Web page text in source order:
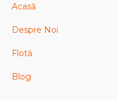
Acasă
Despre Noi
Flotă
Blog